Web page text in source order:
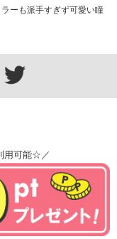
ーも派手すぎず可愛い瞳
用可能☆／